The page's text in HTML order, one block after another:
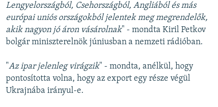
Lengyelországból, Csehországból, Angliából és más
európai uniós országokból jelentek meg megrendelők,
akik nagyon jó áron vásárolnak" - mondta Kiril Petkov
bolgár miniszterelnök júniusban a nemzeti rádióban.
"Az ipar jelenleg virágzik" - mondta, anélkül, hogy
pontosította volna, hogy az export egy része végül
Ukrajnába irányul-e.